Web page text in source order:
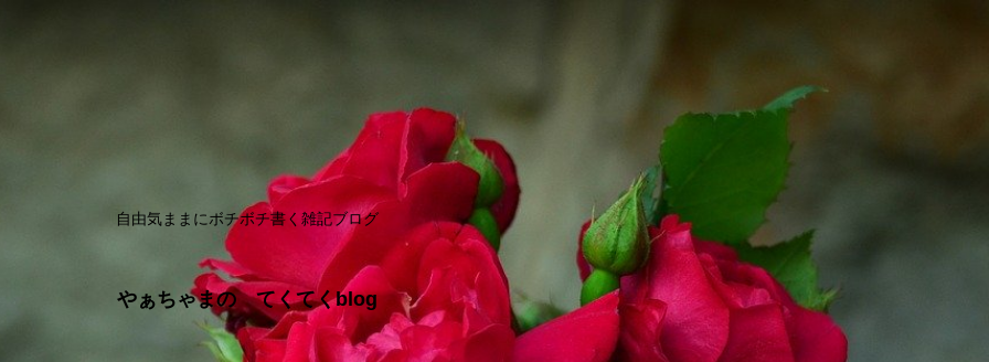
自由気ままにボチボチ書く雑記ブログ
やぁちゃまの てくてくblog